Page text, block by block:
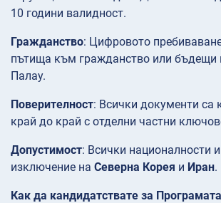
10 години валидност.
Гражданство: Цифровото
пътища към гражданство или бъдещи
Палау.
Поверителност: Всички документи са
край до край с отделни частни
Допустимост: Всички националности
изключение на Северна Корея и Иран.
Как да кандидатствате за